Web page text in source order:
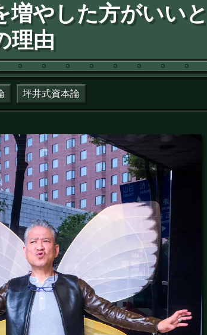
増やした方がいいと
理由
坪井式資本論